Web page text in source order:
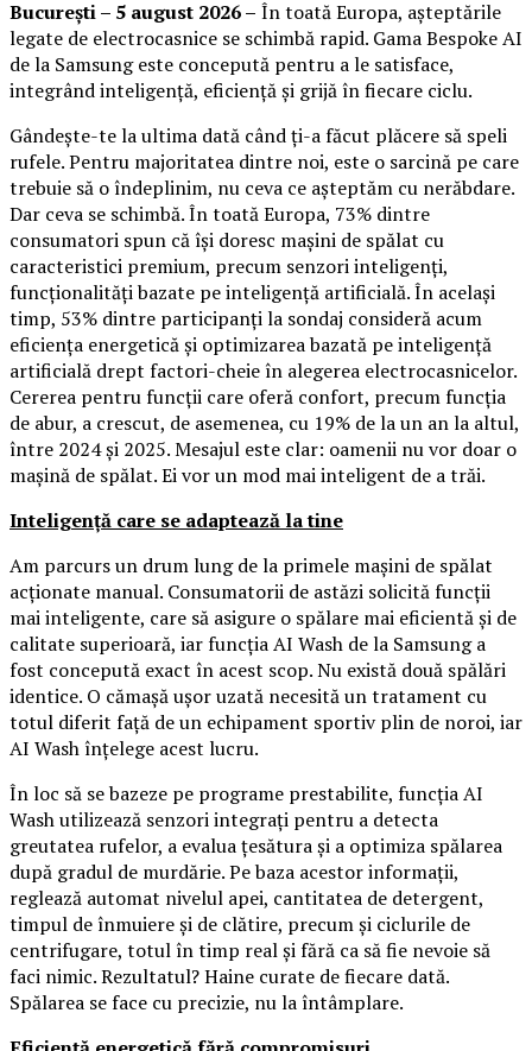
București – 5 august 2026 – În toată Europa, așteptările
legate de electrocasnice se schimbă rapid. Gama Bespoke AI
de la Samsung este concepută pentru a le satisface,
integrând inteligență, eficiență și grijă în fiecare ciclu.
Gândește-te la ultima dată când ți-a făcut plăcere să speli
rufele. Pentru majoritatea dintre noi, este o sarcină pe care
trebuie să o îndeplinim, nu ceva ce așteptăm cu nerăbdare.
Dar ceva se schimbă. În toată Europa, 73% dintre
consumatori spun că își doresc mașini de spălat cu
caracteristici premium, precum senzori inteligenți,
funcționalități bazate pe inteligență artificială. În același
timp, 53% dintre participanți la sondaj consideră acum
eficiența energetică și optimizarea bazată pe inteligență
artificială drept factori-cheie în alegerea electrocasnicelor.
Cererea pentru funcții care oferă confort, precum funcția
de abur, a crescut, de asemenea, cu 19% de la un an la altul,
între 2024 și 2025. Mesajul este clar: oamenii nu vor doar o
mașină de spălat. Ei vor un mod mai inteligent de a trăi.
Inteligență care se adaptează la tine
Am parcurs un drum lung de la primele mașini de spălat
acționate manual. Consumatorii de astăzi solicită funcții
mai inteligente, care să asigure o spălare mai eficientă și de
calitate superioară, iar funcția AI Wash de la Samsung a
fost concepută exact în acest scop. Nu există două spălări
identice. O cămașă ușor uzată necesită un tratament cu
totul diferit față de un echipament sportiv plin de noroi, iar
AI Wash înțelege acest lucru.
În loc să se bazeze pe programe prestabilite, funcția AI
Wash utilizează senzori integrați pentru a detecta
greutatea rufelor, a evalua țesătura și a optimiza spălarea
după gradul de murdărie. Pe baza acestor informații,
reglează automat nivelul apei, cantitatea de detergent,
timpul de înmuiere și de clătire, precum și ciclurile de
centrifugare, totul în timp real și fără ca să fie nevoie să
faci nimic. Rezultatul? Haine curate de fiecare dată.
Spălarea se face cu precizie, nu la întâmplare.